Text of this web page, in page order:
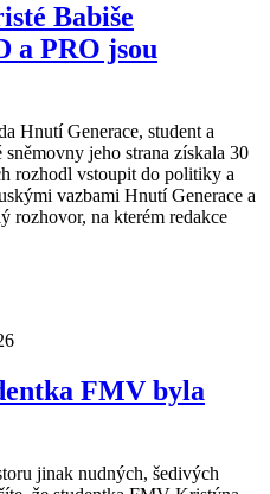
Babiše
a PRO jsou
Hnutí Generace, student a
jeho strana získala 30
rozhodl vstoupit do politiky a
vazbami Hnutí Generace a
rozhovor, na kterém redakce
FMV byla
jinak nudných, šedivých